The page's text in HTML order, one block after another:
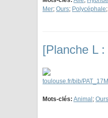
Mer; Ours; Polycéphale;
[Planche L
Mots-clés: Animal ; Ours